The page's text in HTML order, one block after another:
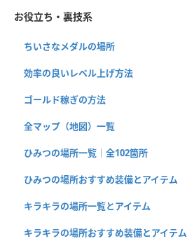
お役立ち・裏技系
ちいさなメダルの場所
効率の良いレベル上げ方法
ゴールド稼ぎの方法
全マップ（地図）一覧
ひみつの場所一覧｜全102箇所
ひみつの場所おすすめ装備とアイテム
キラキラの場所一覧とアイテム
キラキラの場所おすすめ装備とアイテム